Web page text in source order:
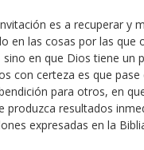
es a recuperar y
en las cosas por las que
en que Dios tiene un
con certeza es que
para otros, en
produzca resultados
expresadas en la